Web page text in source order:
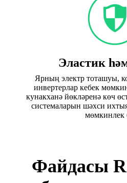
Эластик
Ярның электр тоташуы,
инвертерлар кебек
кунакханә йөкләренә көч
системаларын шәхси
мөмкинлек
Файдасы